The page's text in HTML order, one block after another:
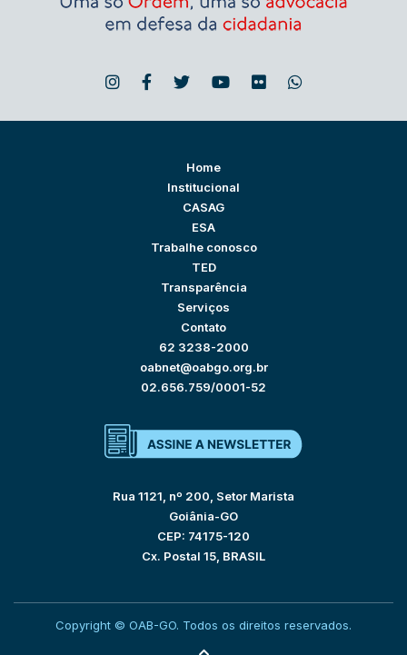
Home
Institucional
CASAG
ESA
Trabalhe conosco
TED
Transparência
Serviços
Contato
62 3238-2000
oabnet@oabgo.org.br
02.656.759/0001-52
Rua 1121, nº 200, Setor Marista
Goiânia-GO
CEP: 74175-120
Cx. Postal 15, BRASIL
Copyright © OAB-GO. Todos os direitos reservados.